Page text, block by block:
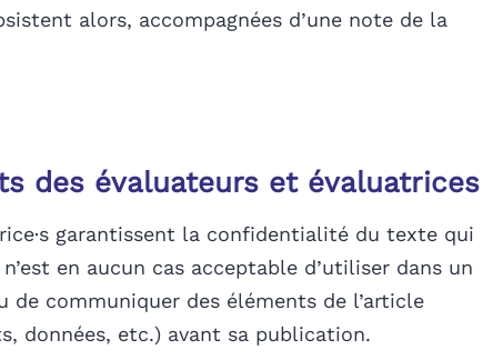
alors, accompagnées d’une note de la
des évaluateurs et évaluatrices
garantissent la confidentialité du texte qui
en aucun cas acceptable d’utiliser dans un
de communiquer des éléments de l’article
données, etc.) avant sa publication.